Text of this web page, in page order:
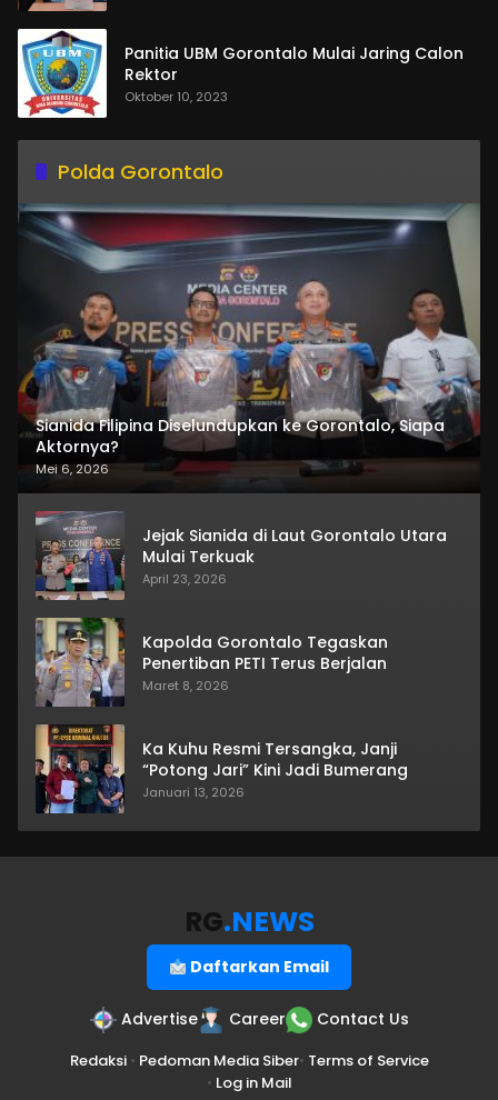
Panitia UBM Gorontalo Mulai Jaring Calon
Rektor
Oktober 10, 2023
Polda Gorontalo
Sianida Filipina Diselundupkan ke Gorontalo, Siapa
Aktornya?
Mei 6, 2026
Jejak Sianida di Laut Gorontalo Utara
Mulai Terkuak
April 23, 2026
Kapolda Gorontalo Tegaskan
Penertiban PETI Terus Berjalan
Maret 8, 2026
Ka Kuhu Resmi Tersangka, Janji
“Potong Jari” Kini Jadi Bumerang
Januari 13, 2026
RG.NEWS
Daftarkan Email
Advertise Career Contact Us
Redaksi• Pedoman Media Siber• Terms of Service
• Log in Mail